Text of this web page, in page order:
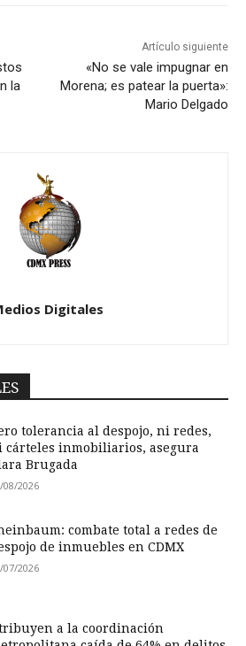
la
Artículo siguiente
«No se vale impugnar en
Morena; es patear la puerta»:
Mario Delgado
Digitales
tolerancia al despojo, ni redes,
cárteles inmobiliarios, asegura
Brugada
08/2026
combate total a redes de
de inmuebles en CDMX
07/2026
a la coordinación